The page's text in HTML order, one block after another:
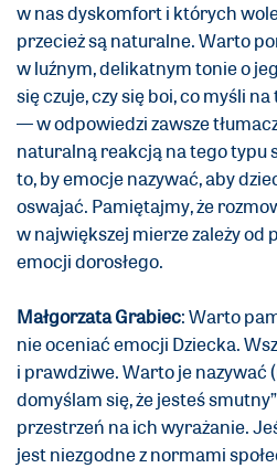
w nas dyskomfort i których
przecież są naturalne. Warto
w luźnym, delikatnym tonie o
się czuje, czy się boi, co myśli
— w odpowiedzi zawsze
naturalną reakcją na tego typu
to, by emocje nazywać, aby
oswajać. Pamiętajmy, że
w największej mierze zależy od
emocji dorosłego.
Małgorzata Grabiec: Warto
nie oceniać emocji Dziecka.
i prawdziwe. Warto je nazywać
domyślam się, że jesteś
przestrzeń na ich wyrażanie.
jest niezgodne z normami